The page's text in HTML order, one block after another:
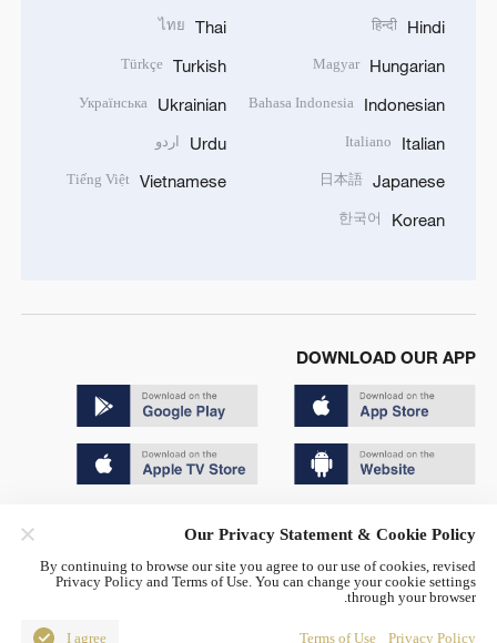
Hindi
हिन्दी
Hungarian
Magyar
Indonesian
Bahasa Indonesia
Italian
Italiano
Japanese
日本語
Korean
한국어
Thai
ไทย
Turkish
Türkçe
Ukrainian
Українська
Urdu اردو
Vietnamese
Tiếng Việt
DOWNLOAD OUR APP
京公网安备 11010502050052号
Disinformation report hotline: 010-85061466
Our Privacy Statement & Cookie Policy
By continuing to browse our site you agree to our use of cookies, revised
Privacy Policy and Terms of Use. You can change your cookie settings
through your browser.
Privacy Policy
Terms of Use
I agree